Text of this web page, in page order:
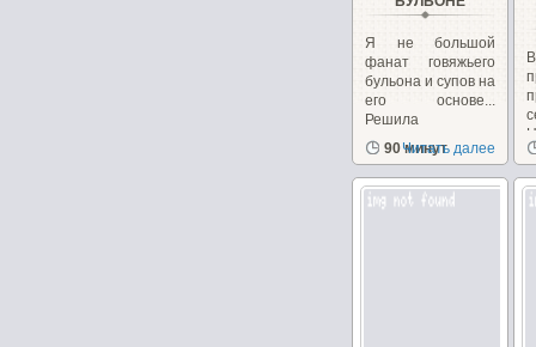
Я не большой
фанат говяжьего
бульона и супов на
его основе...
Решила
заменить...
90 минут
Читать далее